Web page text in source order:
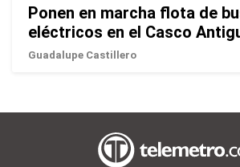
Ponen en marcha flota de
eléctricos en el Casco
Guadalupe Castillero